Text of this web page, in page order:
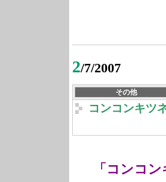
2/7/2007
その他
コンコンキツ
「コンコ